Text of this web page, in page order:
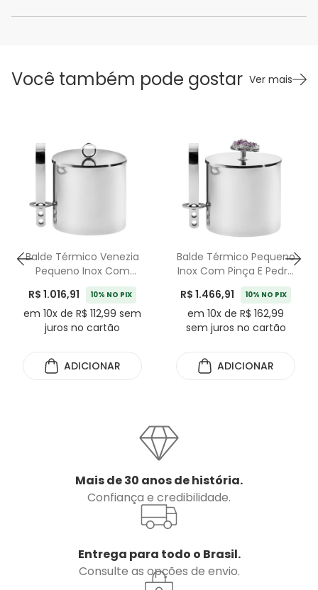
Você também pode gostar Ver mais
Balde Térmico Venezia
Pequeno Inox Com
Pinça Riva
R$ 1.016,91 10% NO PIX
em 10x de R$ 112,99 sem
juros no cartão
ADICIONAR
Balde Térmico Pequeno
Inox Com Pinça E Pedra
Druza Riva
R$ 1.466,91 10% NO PIX
em 10x de R$ 162,99
sem juros no cartão
ADICIONAR
Mais de 30 anos de história.
Confiança e credibilidade.
Entrega para todo o Brasil.
Consulte as opções de envio.